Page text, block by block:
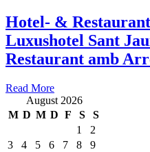
Hotel- &
Luxushotel Sant
Restaurant amb
Read More
August 2026
M D M D F S
S
1
2
3
4 5 6 7 8
9